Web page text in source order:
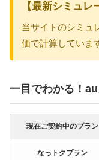
【最新シミュレ
当サイトのシミュ
価で計算していま
一目でわかる！
現在ご契約中のプラン
なっトクプラン